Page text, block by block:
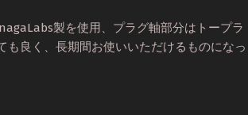
製を使用、プラグ軸部分はトープラ
も良く、長期間お使いいただけるものになっ